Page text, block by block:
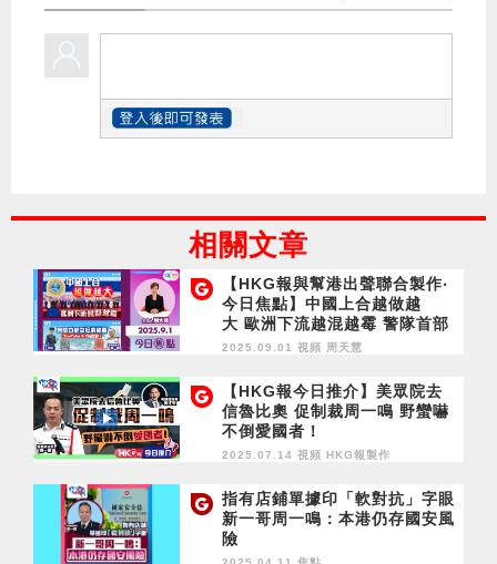
相關文章
【HKG報與幫港出聲聯合製作‧
今日焦點】中國上合越做越
大 歐洲下流越混越霉 警隊首部
微短劇熱播 YouTube 9.2有得
2025.09.01 視頻 周天慧
【HKG報今日推介】美眾院去
信魯比奧 促制裁周一鳴 野蠻嚇
不倒愛國者！
2025.07.14 視頻 HKG報製作
指有店鋪單據印「軟對抗」字眼
新一哥周一鳴：本港仍存國安風
險